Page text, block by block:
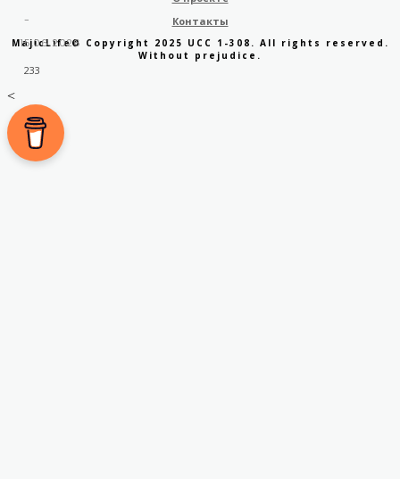
-
15.06.2026
233
Контакты
MajicLife© Copyright 2025 UCC 1-308. All rights reserved.
Without prejudice.
<